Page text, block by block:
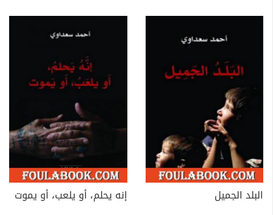
البلد الجميل إنه يحلم، أو يلعب، أو يموت